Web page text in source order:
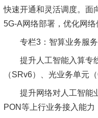
快速开通和灵活调度。面
5G-A网络部署，优化网络
专栏3：智算业务服务
提升人工智能入算专线
（SRv6）、光业务单元
提升网络对人工智能业
PON等上行业务接入能力